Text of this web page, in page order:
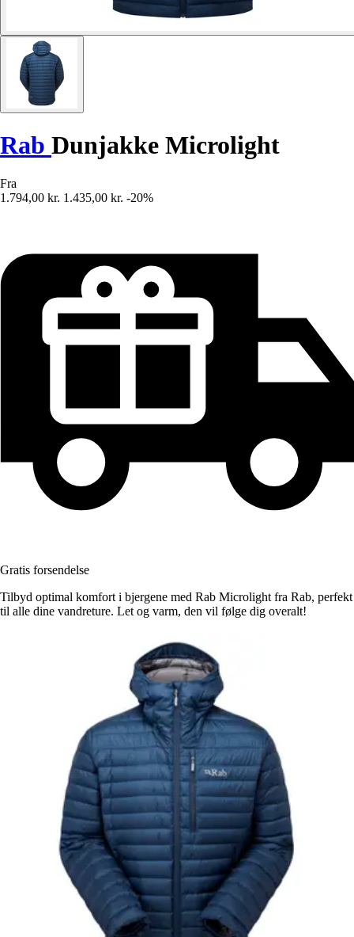
Rab Dunjakke Microlight
Fra
1.794,00 kr. 1.435,00 kr. -20%
Gratis forsendelse
Tilbyd optimal komfort i bjergene med Rab Microlight fra Rab, perfekt
til alle dine vandreture. Let og varm, den vil følge dig overalt!